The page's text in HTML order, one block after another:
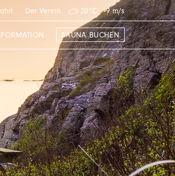
20°C 9 m/s
Der Verein
SAUNA BUCHEN